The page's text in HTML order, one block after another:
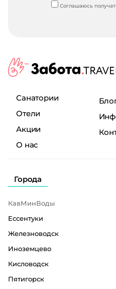
Соглашаюсь
Санатории
Отели
Акции
О нас
Города
КавМинВоды
Ессентуки
Железноводск
Иноземцево
Кисловодск
Пятигорск